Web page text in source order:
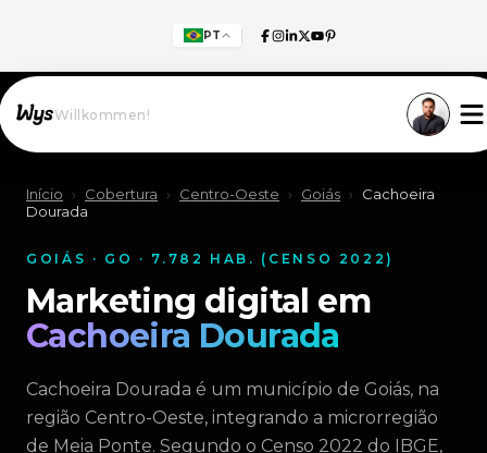
PT
Willkommen!
Início › Cobertura › Centro-Oeste › Goiás ›
Cachoeira
Dourada
GOIÁS · GO · 7.782 HAB. (CENSO 2022)
Marketing digital em
Cachoeira Dourada
Cachoeira Dourada é um município de Goiás, na
região Centro-Oeste, integrando a microrregião
de Meia Ponte. Segundo o Censo 2022 do IBGE,